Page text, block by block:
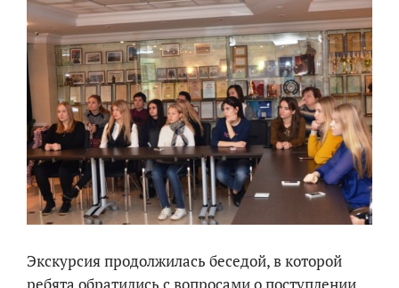
Экскурсия продолжилась беседой, в которой